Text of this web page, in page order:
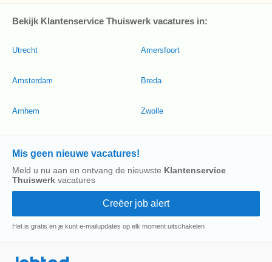
Bekijk Klantenservice Thuiswerk vacatures in:
Utrecht
Amsterdam
Arnhem
Amersfoort
Breda
Zwolle
Mis geen nieuwe vacatures!
Meld u nu aan en ontvang de nieuwste Klantenservice
Thuiswerk vacatures
Het is gratis en je kunt e-mailupdates op elk moment uitschakelen